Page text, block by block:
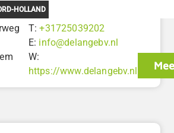
HOLLAND
T:+31725039202
E: info@delangebv.nl
W:
https://www.delangebv.nl